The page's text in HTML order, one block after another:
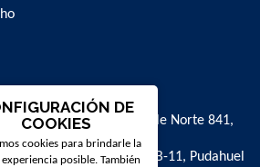
Avenida Valle Norte 841,
La Farfana 500, bodega B-11, Pudahuel
DE
COOKIES
cookies para brindarle la
posible. También